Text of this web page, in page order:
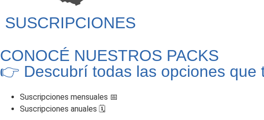
SUSCRIPCIONES
CONOCÉ NUESTROS PACKS
👉 Descubrí todas las opciones que
Suscripciones mensuales 📅
Suscripciones anuales 🗓️​